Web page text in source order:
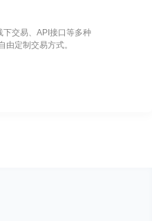
下交易、API接口等多种
由定制交易方式。